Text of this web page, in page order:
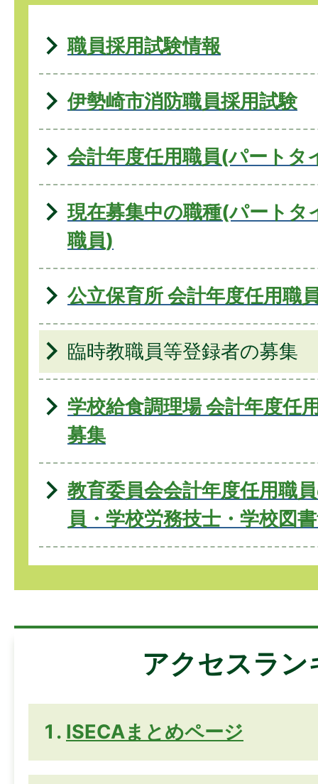
職員採用試験情報
伊勢崎市消防職員採用試験
会計年度任用職員(パートタ
現在募集中の職種(パートタ
職員)
公立保育所 会計年度任用職
臨時教職員等登録者の募集
学校給食調理場 会計年度任
募集
教育委員会会計年度任用職
員・学校労務技士・学校図
アクセスラン
ISECAまとめページ